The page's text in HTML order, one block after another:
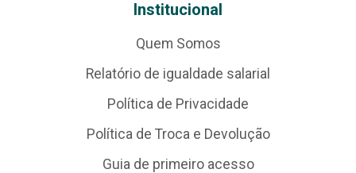
Institucional
Quem Somos
Relatório de igualdade salarial
Política de Privacidade
Política de Troca e Devolução
Guia de primeiro acesso